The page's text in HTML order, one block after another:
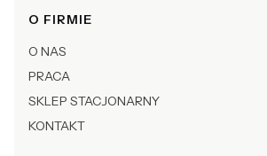
O FIRMIE
O NAS
PRACA
SKLEP STACJONARNY
KONTAKT